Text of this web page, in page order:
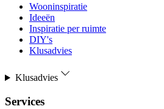
Wooninspiratie
Ideeën
Inspiratie per ruimte
DIY's
Klusadvies
Klusadvies
Services